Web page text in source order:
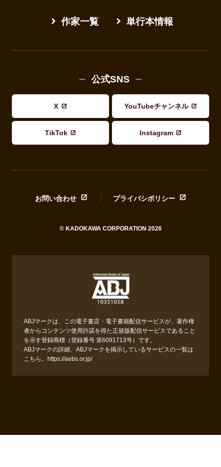
作家一覧 単行本情報
公式SNS
X YouTubeチャンネル
TikTok Instagram
お問い合わせ プライバシポリシー
© KADOKAWA CORPORATION 2026
ABJマークは、この電子書店・電子書籍配信サービスが、著作権
者からコンテンツ使用許諾を得た正規版配信サービスであること
を示す登録商標（登録番号 第6091713号）です。
ABJマークの詳細、ABJマークを掲示しているサービスの一覧は
こちら。
https://aebs.or.jp/